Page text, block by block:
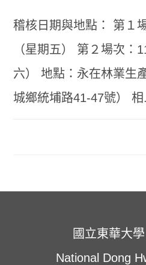
稽核日期與地點： 第１
（星期五） 第２場次：
六） 地點：永在林業生
城鄉統埔路41-47號） 相
國立東華大
National Dong